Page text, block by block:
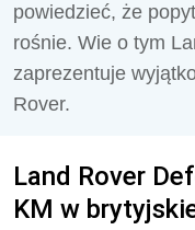
powiedzieć, że
rośnie. Wie o tym
zaprezentuje
Rover.
Land Rover
KM w